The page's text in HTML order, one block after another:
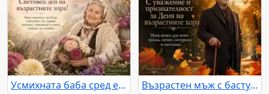
Усмихната баба сред есенни цветя за Световния ден на възрастните хора Възрастен мъж с бастун в есенен парк за Деня на възрастните хора